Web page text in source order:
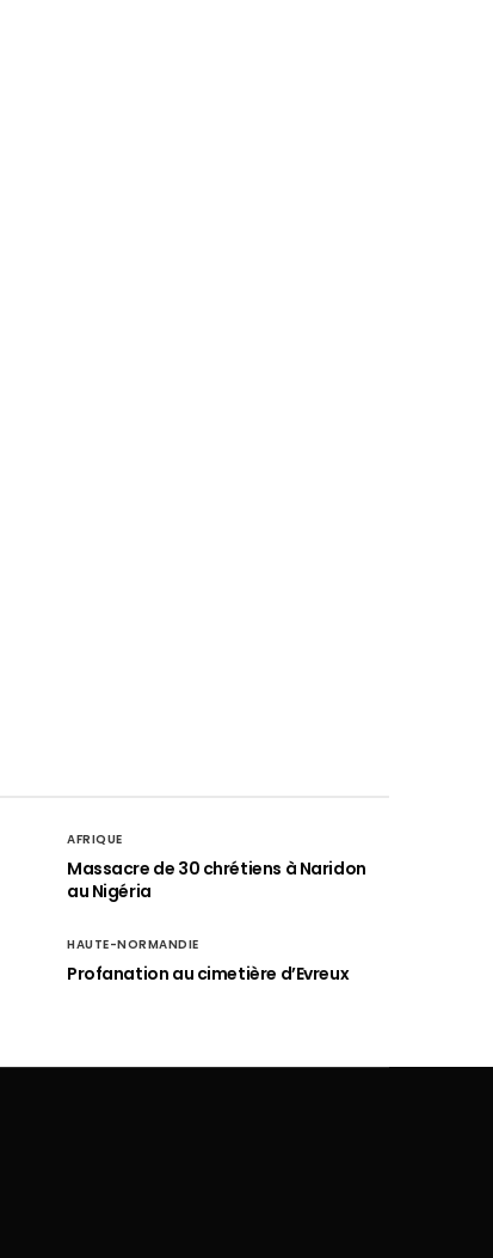
AFRIQUE
Massacre de 30 chrétiens à Naridon
au Nigéria
HAUTE-NORMANDIE
Profanation au cimetière d’Evreux